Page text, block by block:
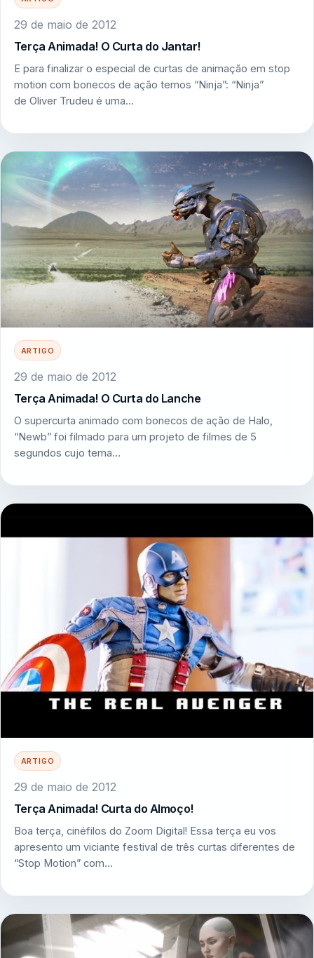
29 de maio de 2012
Terça Animada! O Curta do Jantar!
E para finalizar o especial de curtas de animação em stop
motion com bonecos de ação temos “Ninja”: “Ninja”
de Oliver Trudeu é uma…
ARTIGO
29 de maio de 2012
Terça Animada! O Curta do Lanche
O supercurta animado com bonecos de ação de Halo,
“Newb” foi filmado para um projeto de filmes de 5
segundos cujo tema…
ARTIGO
29 de maio de 2012
Terça Animada! Curta do Almoço!
Boa terça, cinéfilos do Zoom Digital! Essa terça eu vos
apresento um viciante festival de três curtas diferentes de
“Stop Motion” com…